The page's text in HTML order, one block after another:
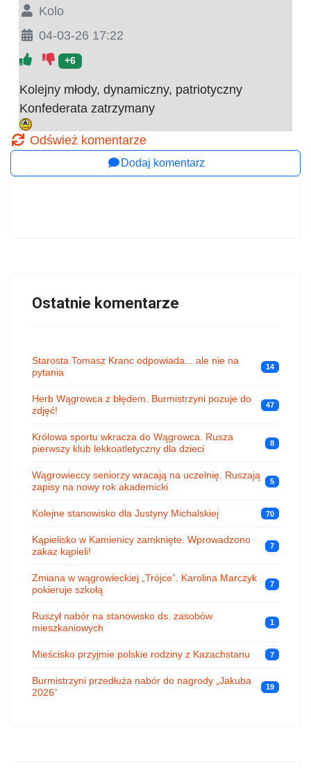
Kolo
04-03-26 17:22
+6
Kolejny młody, dynamiczny, patriotyczny
Konfederata zatrzymany
Odśwież komentarze
Dodaj komentarz
Ostatnie komentarze
Starosta Tomasz Kranc odpowiada... ale nie na
pytania
14
Herb Wągrowca z błędem. Burmistrzyni pozuje do
zdjęć!
47
Królowa sportu wkracza do Wągrowca. Rusza
pierwszy klub lekkoatletyczny dla dzieci
8
Wągrowieccy seniorzy wracają na uczelnię. Ruszają
zapisy na nowy rok akademicki
5
Kolejne stanowisko dla Justyny Michalskiej 70
Kąpielisko w Kamienicy zamknięte. Wprowadzono
zakaz kąpieli!
7
Zmiana w wągrowieckiej „Trójce”. Karolina Marczyk
pokieruje szkołą
7
Ruszył nabór na stanowisko ds. zasobów
mieszkaniowych
1
Mieścisko przyjmie polskie rodziny z Kazachstanu 7
Burmistrzyni przedłuża nabór do nagrody „Jakuba
2026”
19